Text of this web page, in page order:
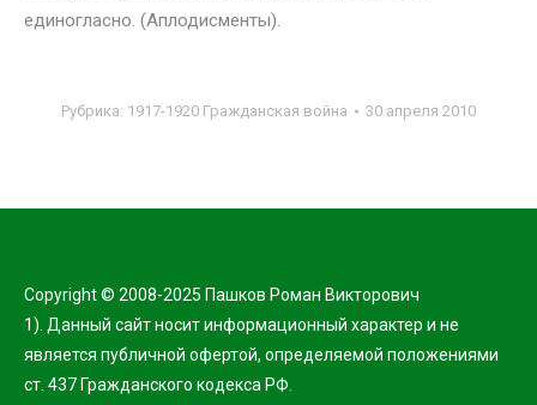
единогласно. (Аплодисменты).
Рубрика: 1917-1920 Гражданская война 30 апреля 2010
Copyright © 2008-2025 Пашков Роман Викторович
1). Данный сайт носит информационный характер и не
является публичной офертой, определяемой положениями
ст. 437 Гражданского кодекса РФ.